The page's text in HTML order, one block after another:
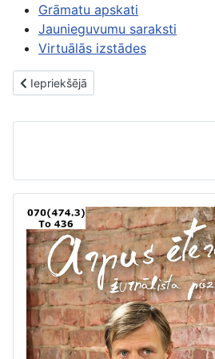
Grāmatu apskati
Jaunieguvumu saraksti
Virtuālās izstādes
Iepriekšējais raksts: Jaunās
Iepriekšējā